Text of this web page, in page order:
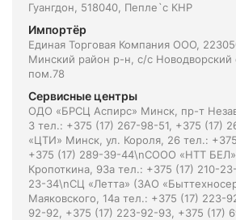
Гуангдон, 518040, Пепле`с КНР
Импортёр
Единая Торговая Компания ООО,
Минский район р-н, с/с
пом.78
Сервисные центры
ОДО «БРСЦ Аспирс» Минск, пр-т
3 тел.: +375 (17) 267-98-51, +375 (17)
«ЦТИ» Минск, ул. Короля, 26 тел.:
+375 (17) 289-39-44\nСООО «НТТ
Кропоткина, 93а тел.: +375 (17) 210-
23-34\nСЦ «Летта» (ЗАО
Маяковского, 14а тел.: +375 (17) 223-
92-92, +375 (17) 223-92-93, +375 (17)